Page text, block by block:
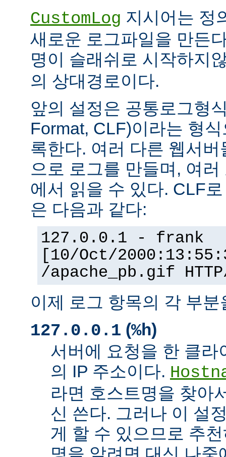
CustomLog 지시어는 정
새로운 로그파일을 만든
명이 슬래쉬로 시작하지
의 상대경로이다.
앞의 설정은 공통로그형
Format, CLF)이라는 형
록한다. 여러 다른 웹서
으로 로그를 만들며, 여
에서 읽을 수 있다. CLF
은 다음과 같다:
127.0.0.1 - frank
[10/Oct/
/apache_pb.gif
이제 로그 항목의 각 부
127.0.0.1 (%h)
서버에 요청을 한 클라
의 IP 주소이다.
라면 호스트명을 찾아
신 쓴다. 그러나 이 설
게 할 수 있으므로 추